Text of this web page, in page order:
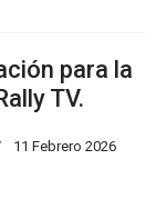
para la
TV.
11 Febrero 2026